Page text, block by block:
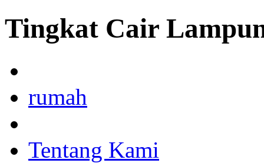
Tingkat Cair
rumah
Tentang Kami